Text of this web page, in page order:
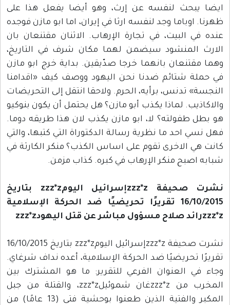
ايضا يبحث لنفسه عن إرث، وهو أيضا يفعل هذا على
ظهرنا. اوباما وجد لنفسه ارثا في إيران، اما ابو مازن فوجده
عنده في البيت، في تجارة الإرهاب. الاثنان مقتنعان بان
الارث المنشود سيضمن لهما مكان شرف في التاريخ،
وهما مقتنعان بانهما خرجا صدّيقين. بداية خرج ابو مازن
في حملة شتائم ضدنا نحن اليهود ووصف كيف «اقدامنا
النجسة» تدنس، برأيه، الحرم. ولاحقا انتقل إلى التحريضات
والاكاذيب. لماذا يكذب أبو مازن؟ هل يحتمل أن يكون بنوكيو
هو بطل طفولته؟ لا، ابو مازن يكذب لان هذا طريقه دوما.
فهل نسي احد ما نظرية رسالة الدكتوراة التي كتبها، والتي
كانت هي الاخرى تقوم على اساس الكذب؟ منكر الكارثة في
شبابه اصبح منكر الإرهاب في كبره. كذاب مزمن.
نشرت صحيفة zzz*zإسرائيل اليومzzz*z بتاريخ
16/10/2015 تقريرًا تحريضيًا ضد الحركة الإسلامية
zzz*zرائد صلاح مسؤول مباشر عن قتل اليهودzzz*z
نشرت صحيفة zzz*zإسرائيل اليومzzz*z بتاريخ 16/10/2015
تقريرًا تحريضيًا ضد الحركة الإسلامية، أعده نداف شرغاي.
وجاء في العنوان الفرعي للتقرير: ما هو المشترك بين
المخرب من zzz*zغان شموئيلzzz*z، والقتلة من جبل
المكبر والفتية الذين طعنوا بوحشية فتى (13 عامًا) من